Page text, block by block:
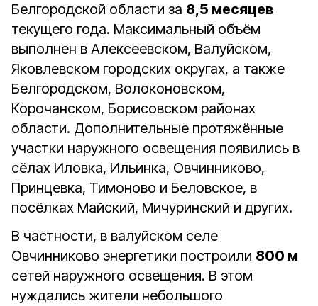
Белгородской области за 8,5 месяцев
текущего года. Максимальный объём
выполнен в Алексеевском, Валуйском,
Яковлевском городских округах, а также
Белгородском, Волоконовском,
Корочанском, Борисовском районах
области. Дополнительные протяжённые
участки наружного освещения появились в
сёлах Иловка, Ильинка, Овчинниково,
Принцевка, Тимоново и Беловское, в
посёлках Майский, Мичуринский и других.
В частности, в валуйском селе
Овчинниково энергетики построили 800 м
сетей наружного освещения. В этом
нуждались жители небольшого